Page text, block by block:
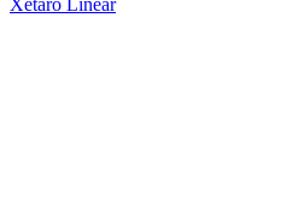
Xetaro Linear